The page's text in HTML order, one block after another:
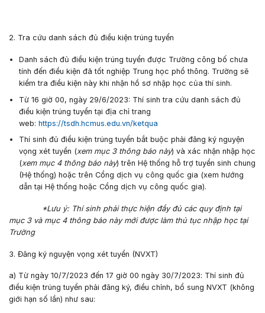
2. Tra cứu danh sách đủ điều kiện trúng tuyển
Danh sách đủ điều kiện trúng tuyển được Trường công bố chưa
tính đến điều kiện đã tốt nghiệp Trung học phổ thông. Trường sẽ
kiểm tra điều kiện này khi nhận hồ sơ nhập học của thí sinh.
Từ 16 giờ 00, ngày 29/6/2023: Thí sinh tra cứu danh sách đủ
điều kiện trúng tuyển tại địa chỉ trang
web: https://tsdh.hcmus.edu.vn/ketqua
Thí sinh đủ điều kiện trúng tuyển bắt buộc phải đăng ký nguyện
vọng xét tuyển (xem mục 3 thông báo này) và xác nhận nhập học
(xem mục 4 thông báo này) trên Hệ thống hỗ trợ tuyển sinh chung
(Hệ thống) hoặc trên Cổng dịch vụ công quốc gia (xem hướng
dẫn tại Hệ thống hoặc Cổng dịch vụ công quốc gia).
*Lưu ý: Thí sinh phải thực hiện đầy đủ các quy định tại
mục 3 và mục 4 thông báo này mới được làm thủ tục nhập học tại
Trường
3. Đăng ký nguyện vọng xét tuyển (NVXT)
a) Từ ngày 10/7/2023 đến 17 giờ 00 ngày 30/7/2023: Thí sinh đủ
điều kiện trúng tuyển phải đăng ký, điều chỉnh, bổ sung NVXT (không
giới hạn số lần) như sau: